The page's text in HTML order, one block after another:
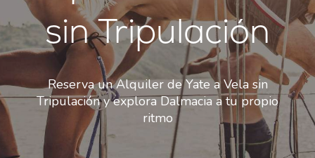
sin Tripulación
Reserva un Alquiler de Yate a Vela sin
Tripulación y explora Dalmacia a tu propio
ritmo